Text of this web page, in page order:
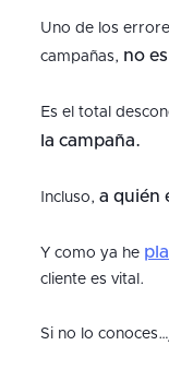
Uno de los
campañas, no
Es el total
la campaña.
Incluso, a quién
Y como ya he
cliente es vital.
Si no lo conoces…